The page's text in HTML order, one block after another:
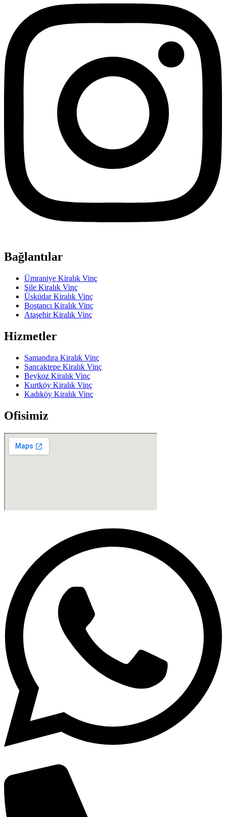
Bağlantılar
Ümraniye Kiralık Vinç
Şile Kiralık Vinç
Üsküdar Kiralık Vinç
Bostancı Kiralık Vinç
Ataşehir Kiralık Vinç
Hizmetler
Samandıra Kiralık Vinç
Sancaktepe Kiralık Vinç
Beykoz Kiralık Vinç
Kurtköy Kiralık Vinç
Kadıköy Kiralık Vinç
Ofisimiz